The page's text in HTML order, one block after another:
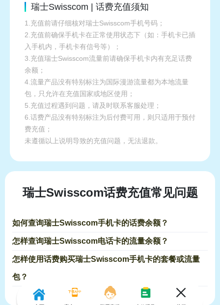
瑞士Swisscom | 话费充值须知
1.充值前请仔细核对瑞士Swisscom手机号码；
2.充值前确保手机卡在正常使用状态下（如：手机卡已插
入手机内，手机卡有信号等）；
3.充值瑞士Swisscom流量前请确保手机卡内有充足话费
余额；
4.流量产品没有特别标注为国际漫游流量都为本地流量
包，只允许在充值国家或地区使用；
5.充值过程遇到问题，请及时联系客服处理；
6.话费产品没有特别标注为后付费可用，则只适用于预付
费充值；
未遵循以上说明导致的充值问题，无法退款。
瑞士Swisscom话费充值常见问题
如何查询瑞士Swisscom手机卡的话费余额？
怎样查询瑞士Swisscom电话卡的流量余额？
怎样使用话费购买瑞士Swisscom手机卡的套餐或流量
包？